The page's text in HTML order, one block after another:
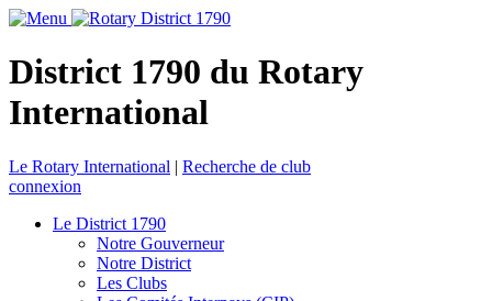
District 1790 du Rotary
International
Le Rotary International | Recherche de club
connexion
Le District 1790
Notre Gouverneur
Notre District
Les Clubs